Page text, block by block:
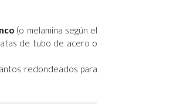
(o melamina según el
de tubo de acero o
redondeados para